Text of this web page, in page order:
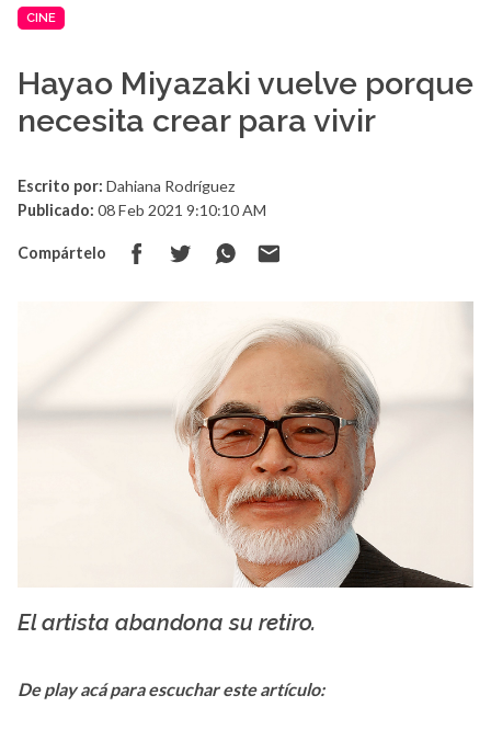
CINE
Hayao Miyazaki vuelve porque
necesita crear para vivir
Escrito por: Dahiana Rodríguez
Publicado: 08 Feb 2021 9:10:10 AM
Compártelo
El artista abandona su retiro.
De play acá para escuchar este artículo: